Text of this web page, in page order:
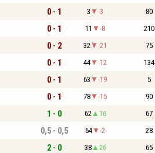
0 - 1 3 -3 80
0 - 1 11 -8 210
0 - 2 32 -21 75
0 - 1 44 -12 134
0 - 1 63 -19 5
0 - 1 78 -15 90
1 - 0 62 16 67
0,5 - 0,5 64 -2 28
2 - 0 38 26 65